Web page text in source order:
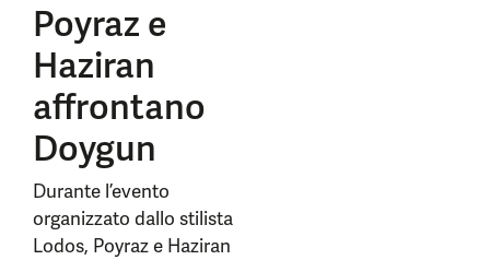
Poyraz e
Haziran
affrontano
Doygun
Durante l’evento
organizzato dallo stilista
Lodos, Poyraz e Haziran